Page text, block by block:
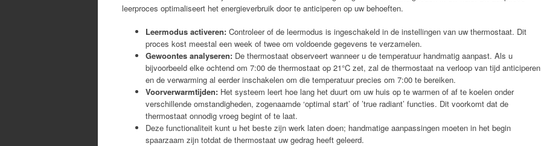
leerproces optimaliseert het energieverbruik door te anticiperen op uw behoeften.
Leermodus activeren: Controleer of de leermodus is ingeschakeld in de instellingen van uw thermostaat. Dit
proces kost meestal een week of twee om voldoende gegevens te verzamelen.
Gewoontes analyseren: De thermostaat observeert wanneer u de temperatuur handmatig aanpast. Als u
bijvoorbeeld elke ochtend om 7:00 de thermostaat op 21°C zet, zal de thermostaat na verloop van tijd anticiperen
en de verwarming al eerder inschakelen om die temperatuur precies om 7:00 te bereiken.
Voorverwarmtijden: Het systeem leert hoe lang het duurt om uw huis op te warmen of af te koelen onder
verschillende omstandigheden, zogenaamde ‘optimal start’ of ’true radiant’ functies. Dit voorkomt dat de
thermostaat onnodig vroeg begint of te laat.
Deze functionaliteit kunt u het beste zijn werk laten doen; handmatige aanpassingen moeten in het begin
spaarzaam zijn totdat de thermostaat uw gedrag heeft geleerd.